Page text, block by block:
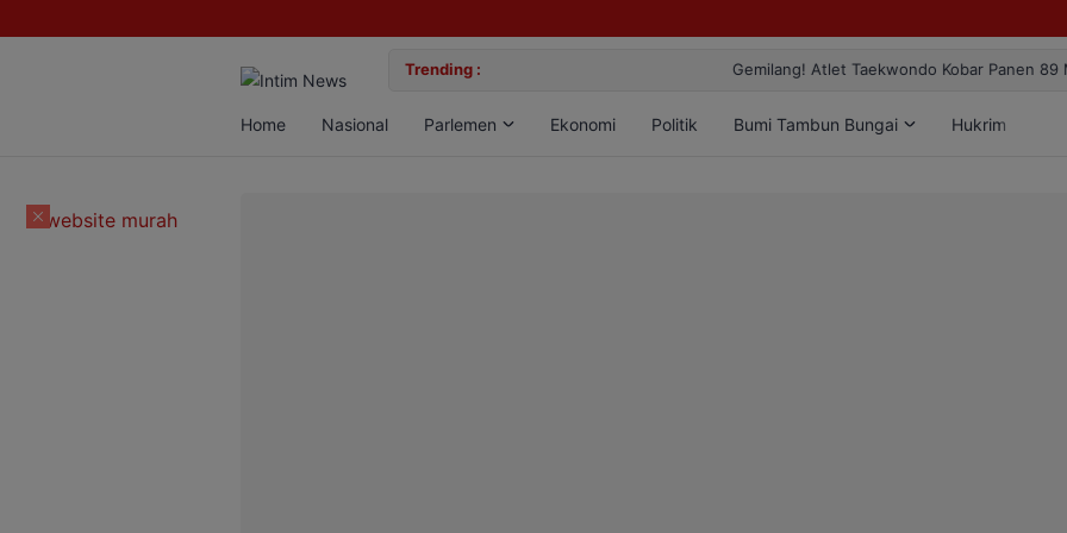
Trending : Gemilang! Atlet Taekwondo Kobar Panen 89 Medali di Ajang Bergengsi
Home Nasional Parlemen Ekonomi Politik Bumi Tambun Bungai Hukrim